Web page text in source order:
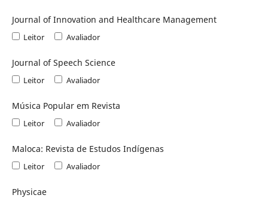
Journal of Innovation and Healthcare Management
Leitor Avaliador
Journal of Speech Science
Leitor Avaliador
Música Popular em Revista
Leitor Avaliador
Maloca: Revista de Estudos Indígenas
Leitor Avaliador
Physicae